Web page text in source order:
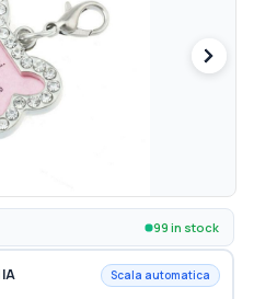
99 in stock
Scala automatica